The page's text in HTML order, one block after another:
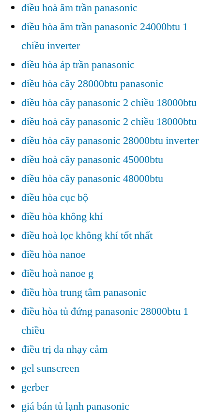
điều hoà âm trần panasonic
điều hòa âm trần panasonic 24000btu 1
chiều inverter
điều hòa áp trần panasonic
điều hòa cây 28000btu panasonic
điều hòa cây panasonic 2 chiều 18000btu
điều hoà cây panasonic 2 chiều 18000btu
điều hòa cây panasonic 28000btu inverter
điều hoà cây panasonic 45000btu
điều hòa cây panasonic 48000btu
điều hòa cục bộ
điều hòa không khí
điều hoà lọc không khí tốt nhất
điều hòa nanoe
điều hoà nanoe g
điều hòa trung tâm panasonic
điều hòa tủ đứng panasonic 28000btu 1
chiều
điều trị da nhạy cảm
gel sunscreen
gerber
giá bán tủ lạnh panasonic